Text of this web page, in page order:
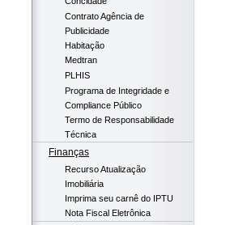
Contrato Agência de
Publicidade
Habitação
Medtran
PLHIS
Programa de Integridade e
Compliance Público
Termo de Responsabilidade
Técnica
Finanças
Recurso Atualização
Imobiliária
Imprima seu carnê do IPTU
Nota Fiscal Eletrônica